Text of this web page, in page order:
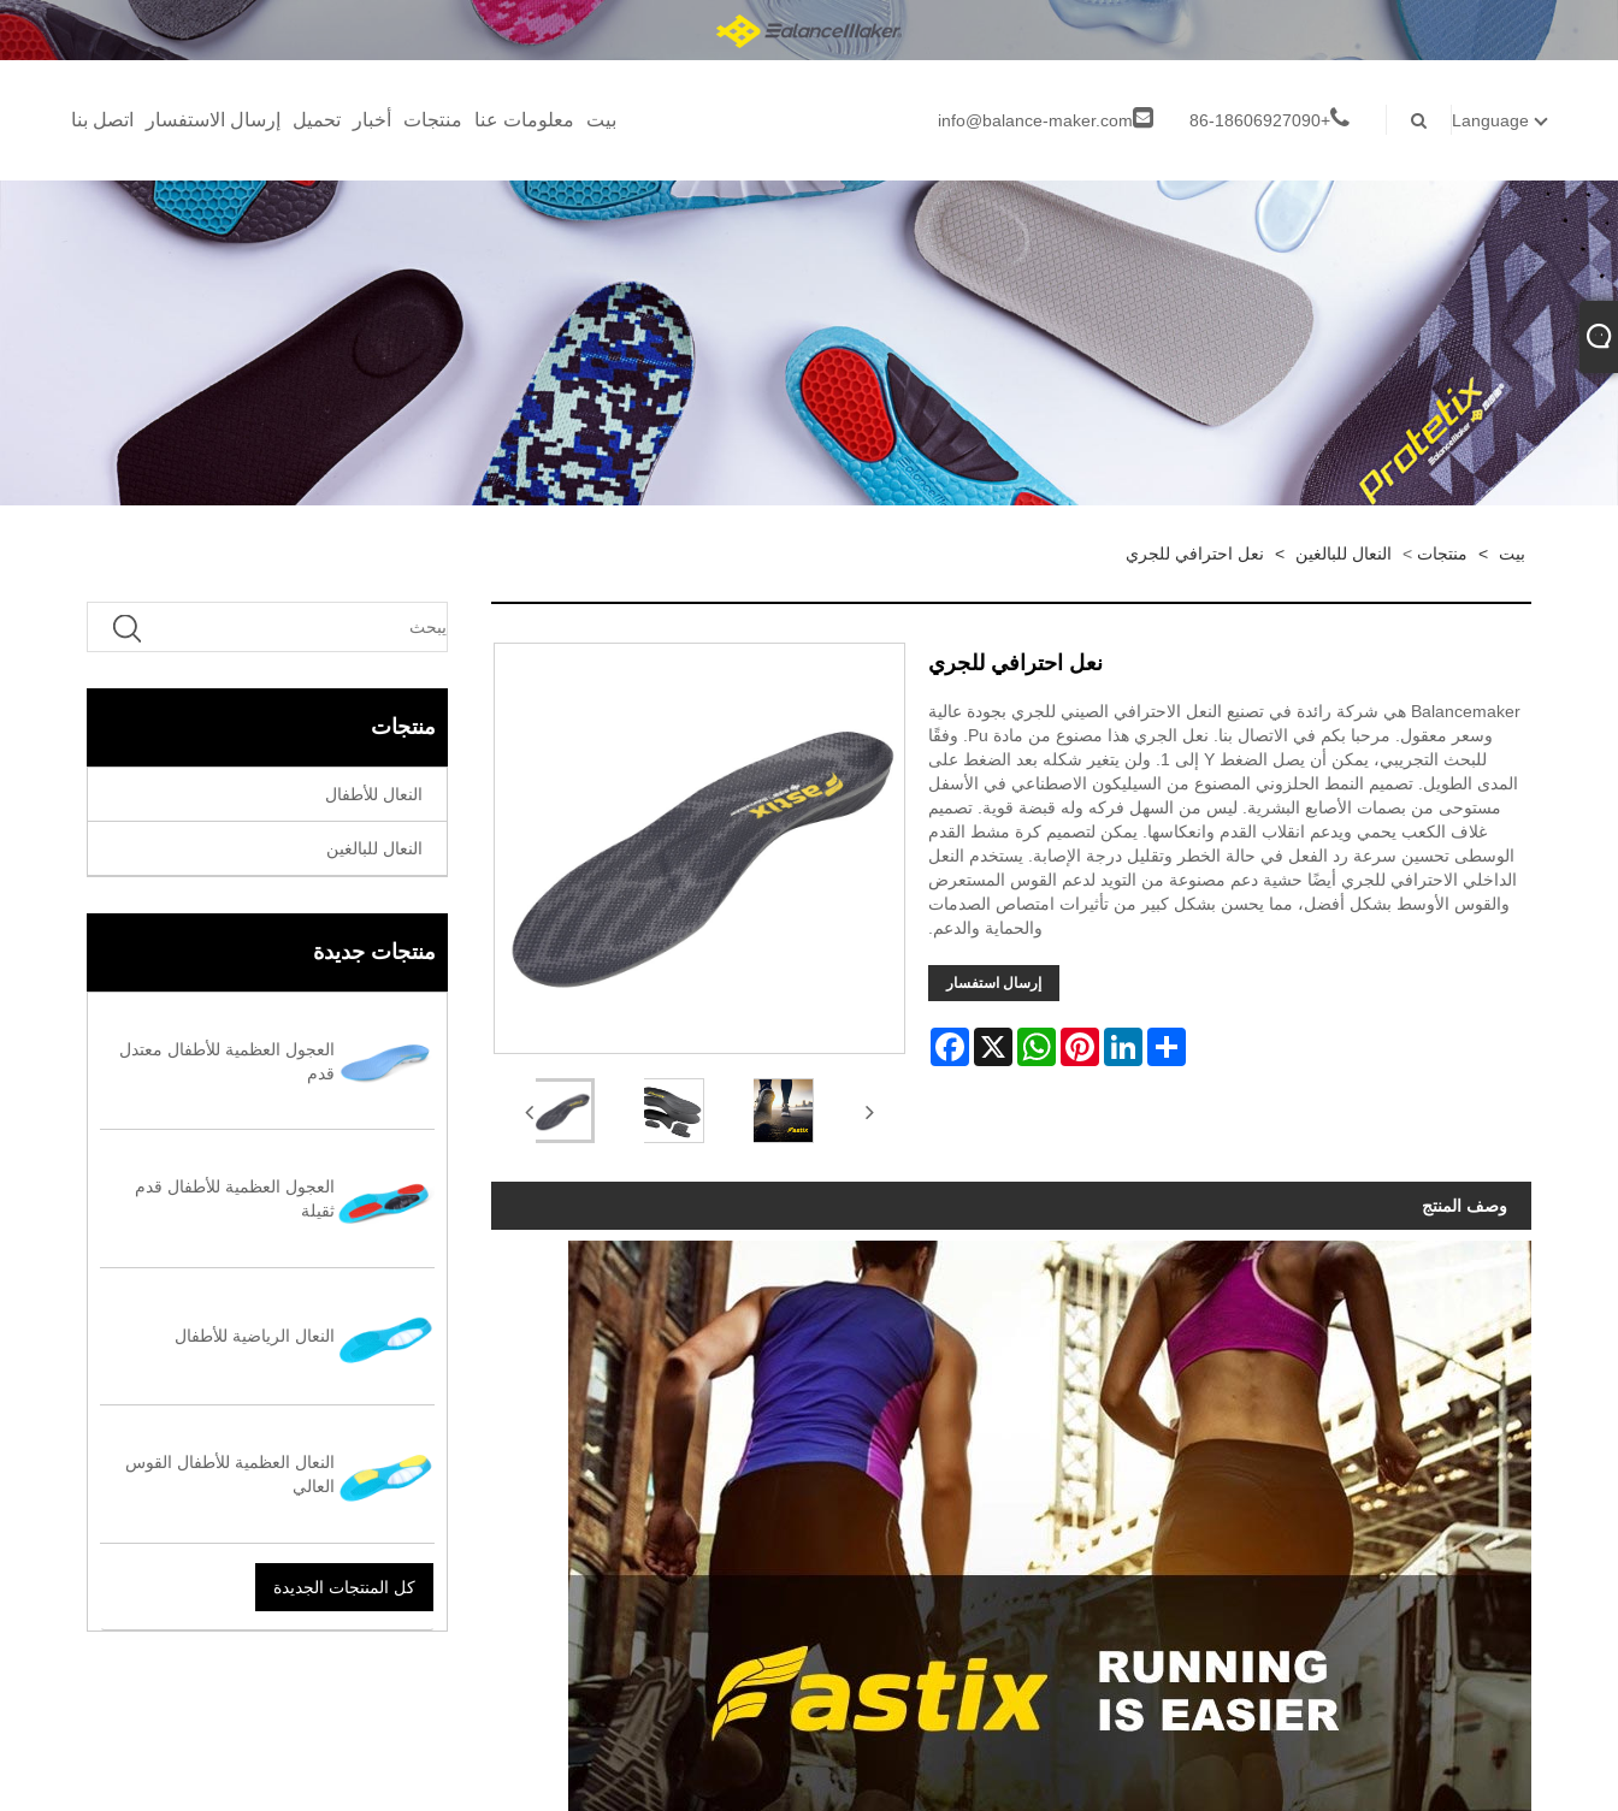
بيت معلومات عنا منتجات أخبار تحميل إرسال الاستفسار اتصل بنا info@balance-maker.com +86-18606927090 Language
بيت > منتجات > النعال للبالغين > نعل احترافي للجري
منتجات
النعال للأطفال
النعال للبالغين
منتجات جديدة
العجول العظمية للأطفال معتدل
قدم
العجول العظمية للأطفال قدم
ثقيلة
النعال الرياضية للأطفال
النعال العظمية للأطفال القوس
العالي
كل المنتجات الجديدة
نعل احترافي للجري
Balancemaker هي شركة رائدة في تصنيع النعل الاحترافي الصيني للجري بجودة عالية
وسعر معقول. مرحبا بكم في الاتصال بنا. نعل الجري هذا مصنوع من مادة Pu. وفقًا
للبحث التجريبي، يمكن أن يصل الضغط Y إلى 1. ولن يتغير شكله بعد الضغط على
المدى الطويل. تصميم النمط الحلزوني المصنوع من السيليكون الاصطناعي في الأسفل
مستوحى من بصمات الأصابع البشرية. ليس من السهل فركه وله قبضة قوية. تصميم
غلاف الكعب يحمي ويدعم انقلاب القدم وانعكاسها. يمكن لتصميم كرة مشط القدم
الوسطى تحسين سرعة رد الفعل في حالة الخطر وتقليل درجة الإصابة. يستخدم النعل
الداخلي الاحترافي للجري أيضًا حشية دعم مصنوعة من التويد لدعم القوس المستعرض
والقوس الأوسط بشكل أفضل، مما يحسن بشكل كبير من تأثيرات امتصاص الصدمات
والحماية والدعم.
إرسال استفسار
Facebook X
WhatsAppPinterestLinkedInShare
وصف المنتج